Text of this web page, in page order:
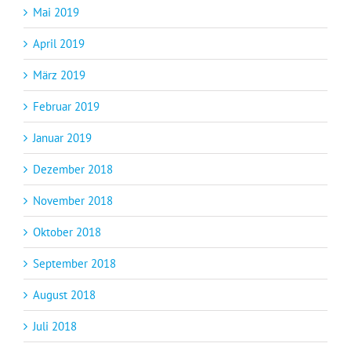
Mai 2019
April 2019
März 2019
Februar 2019
Januar 2019
Dezember 2018
November 2018
Oktober 2018
September 2018
August 2018
Juli 2018